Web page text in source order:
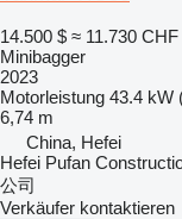
14.500 $ ≈ 11.730 CHF
Minibagger
2023
Motorleistung 43.4 kW
6,74 m
China, Hefei
Hefei Pufan
公司
Verkäufer kontaktieren